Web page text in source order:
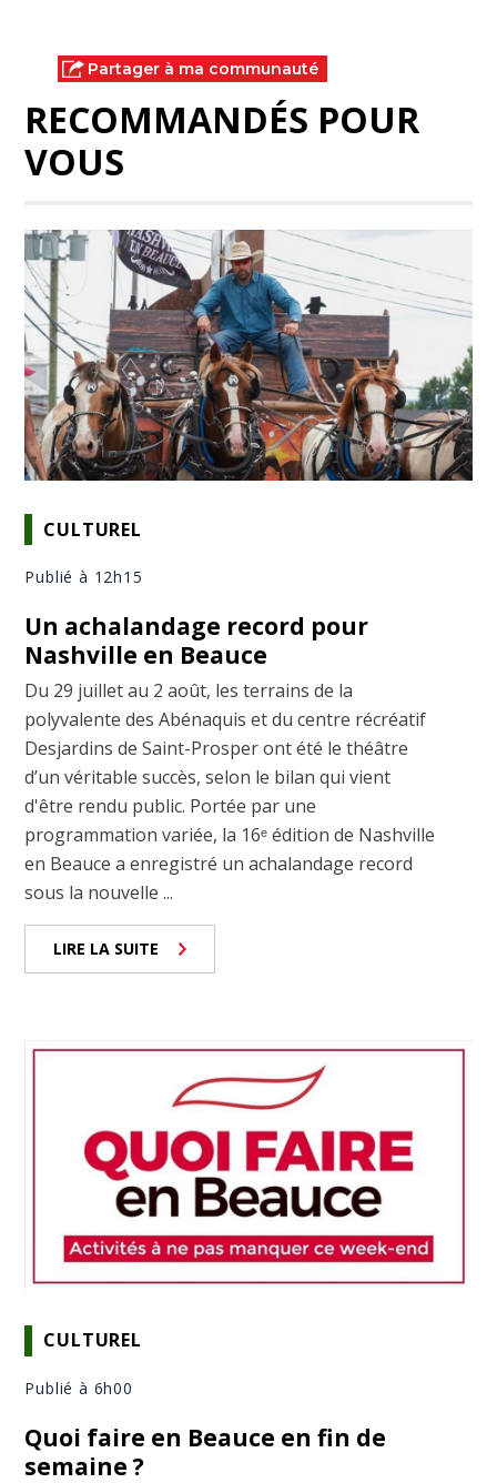
Partager à ma communauté
RECOMMANDÉS POUR
VOUS
CULTUREL
Publié à 12h15
Un achalandage record pour
Nashville en Beauce
Du 29 juillet au 2 août, les terrains de la
polyvalente des Abénaquis et du centre récréatif
Desjardins de Saint-Prosper ont été le théâtre
d’un véritable succès, selon le bilan qui vient
d'être rendu public. Portée par une
programmation variée, la 16ᵉ édition de Nashville
en Beauce a enregistré un achalandage record
sous la nouvelle ...
LIRE LA SUITE
CULTUREL
Publié à 6h00
Quoi faire en Beauce en fin de
semaine ?